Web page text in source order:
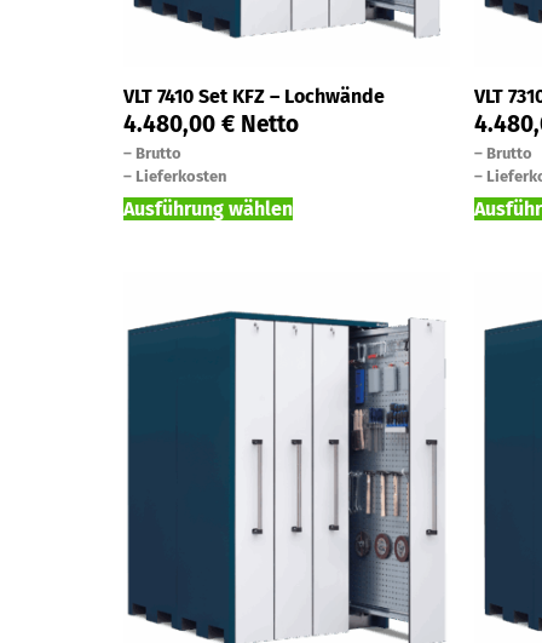
VLT 7410 Set KFZ – Lochwände
4.480,00 € Netto
– Brutto
– Lieferkosten
Ausführung wählen
VLT
– Brutto
–